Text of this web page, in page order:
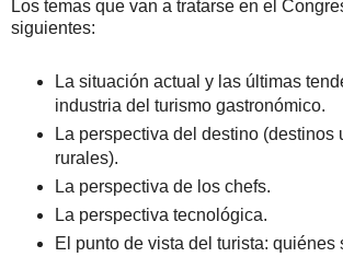
Los temas que van a tratarse en el
siguientes:
La situación actual y las últimas
industria del turismo gastronómico.
La perspectiva del destino (destinos
rurales).
La perspectiva de los chefs.
La perspectiva tecnológica.
El punto de vista del turista: quiénes